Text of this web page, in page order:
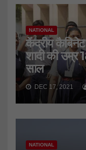
NATIONAL
केंद्रीय कैबिनेट
शादी की उम्र
साल
DEC 17, 2021
NATIONAL